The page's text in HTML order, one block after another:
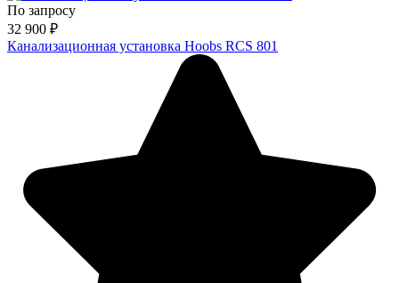
По запросу
32 900 ₽
Канализационная установка Hoobs RCS 801